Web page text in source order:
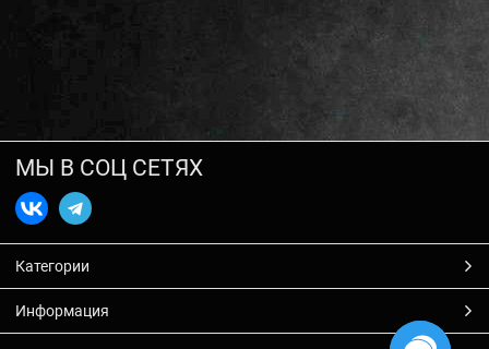
МЫ В СОЦ СЕТЯХ
Категории
Информация